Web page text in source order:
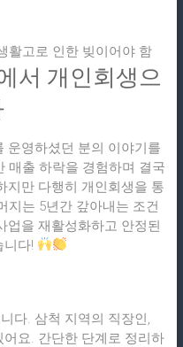
활고로 인한 빚이어야 함
서 개인회생으
운영하셨던 분의 이야기를
매출 하락을 경험하며 결국
지만 다행히 개인회생을 통
지는 5년간 갚아내는 조건
업을 재활성화하고 안정된
다!
다. 삼척 지역의 직장인,
요. 간단한 단계로 정리하